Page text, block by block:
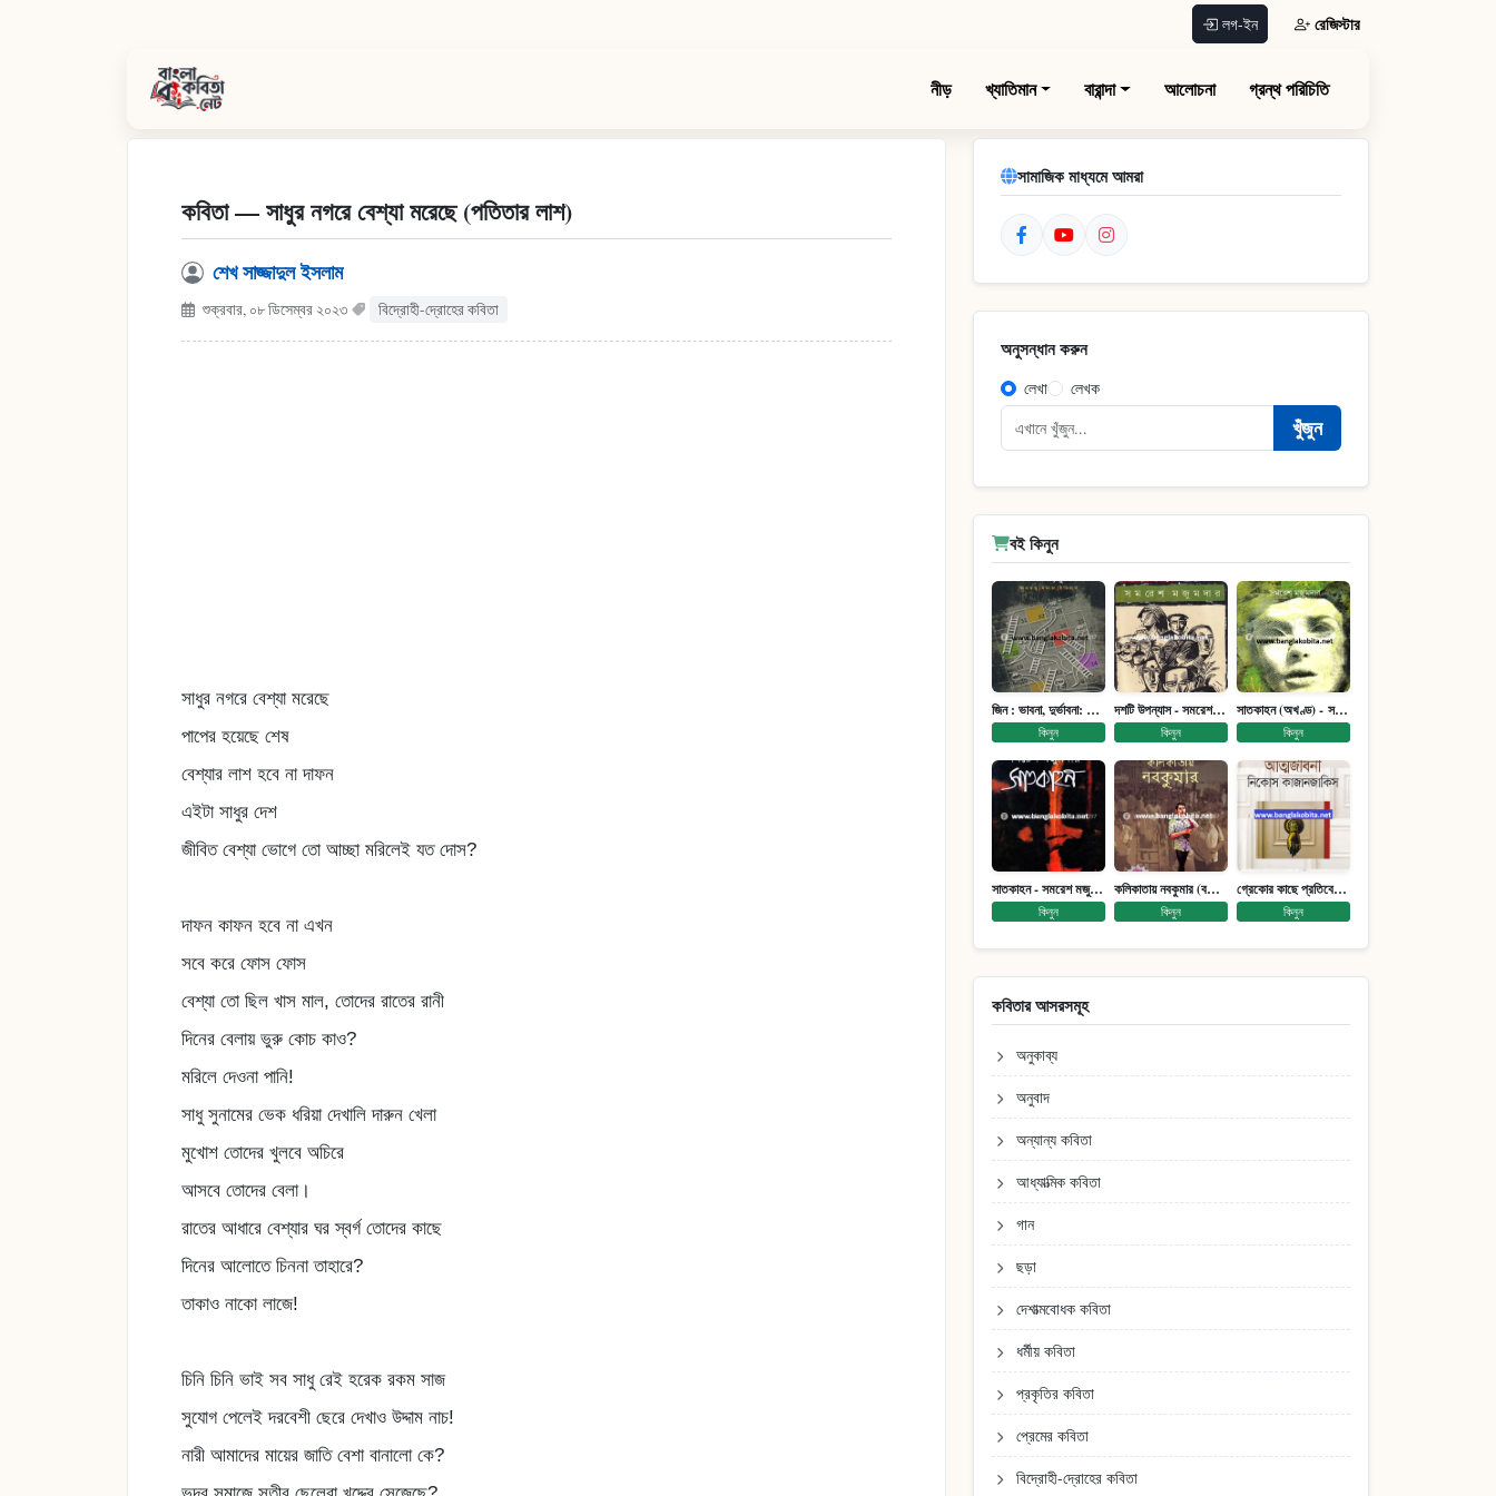
লগ-ইন রেজিস্টার
নীড় খ্যাতিমান বারান্দা আলোচনা গ্রন্থ পরিচিতি
কবিতা — সাধুর নগরে বেশ্যা মরেছে (পতিতার লাশ)
শেখ সাজ্জাদুল ইসলাম
শুক্রবার, ০৮ ডিসেম্বর ২০২৩ বিদ্রোহী-দ্রোহের কবিতা
সাধুর নগরে বেশ্যা মরেছে
পাপের হয়েছে শেষ
বেশ্যার লাশ হবে না দাফন
এইটা সাধুর দেশ
জীবিত বেশ্যা ভোগে তো আচ্ছা মরিলেই যত দোস?
দাফন কাফন হবে না এখন
সবে করে ফোস ফোস
বেশ্যা তো ছিল খাস মাল, তোদের রাতের রানী
দিনের বেলায় ভুরু কোচ কাও?
মরিলে দেওনা পানি!
সাধু সুনামের ভেক ধরিয়া দেখালি দারুন খেলা
মুখোশ তোদের খুলবে অচিরে
আসবে তোদের বেলা।
রাতের আধারে বেশ্যার ঘর স্বর্গ তোদের কাছে
দিনের আলোতে চিননা তাহারে?
তাকাও নাকো লাজে!
চিনি চিনি ভাই সব সাধু রেই হরেক রকম সাজ
সুযোগ পেলেই দরবেশী ছেরে দেখাও উদ্দাম নাচ!
নারী আমাদের মায়ের জাতি বেশা বানালো কে?
সামাজিক মাধ্যমে আমরা
অনুসন্ধান করুন
লেখা লেখক
খুঁজুন
বই কিনুন
জিন : ভাবনা, দুর্ভাবনা: জিনতত্ত্ব সমাজ ইতিহাস (পেপারব্যাক)
কিনুন
দশটি উপন্যাস - সমরেশ মজুমদার
কিনুন
সাতকাহন (অখণ্ড) - সমরেশ মজুমদার
কিনুন
সাতকাহন - সমরেশ মজুমদার
কিনুন
কলিকাতায় নবকুমার (বঙ্কিম পুরষ্কারে সম্মানিত)(মানবিক মেগা উপন্যাস)
কিনুন
গ্রেকোর কাছে প্রতিবেদন : আত্মজীবনী
কিনুন
কবিতার আসরসমূহ
অনুকাব্য
অনুবাদ
অন্যান্য কবিতা
আধ্যাত্মিক কবিতা
গান
ছড়া
দেশাত্মবোধক কবিতা
ধর্মীয় কবিতা
প্রকৃতির কবিতা
প্রেমের কবিতা
বিদ্রোহী-দ্রোহের কবিতা